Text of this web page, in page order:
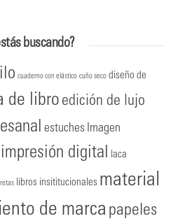
buscando?
cuaderno con elástico cuño seco diseño de
de libro edición de lujo
estuches Imagen
impresión digital laca
libros insititucionales material
de marca papeles